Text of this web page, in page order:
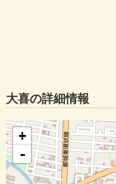
大喜の詳細情報
+
-